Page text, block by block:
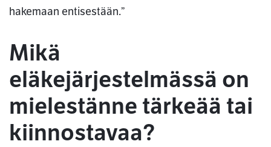
hakemaan entisestään.”
Mikä
eläkejärjestelmässä on
mielestänne tärkeää tai
kiinnostavaa?